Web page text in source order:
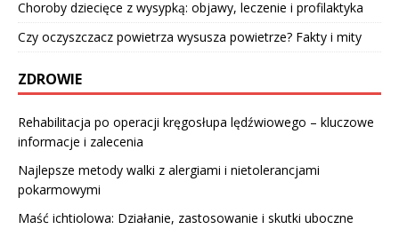
Choroby dziecięce z wysypką: objawy, leczenie i profilaktyka
Czy oczyszczacz powietrza wysusza powietrze? Fakty i mity
ZDROWIE
Rehabilitacja po operacji kręgosłupa lędźwiowego – kluczowe
informacje i zalecenia
Najlepsze metody walki z alergiami i nietolerancjami
pokarmowymi
Maść ichtiolowa: Działanie, zastosowanie i skutki uboczne